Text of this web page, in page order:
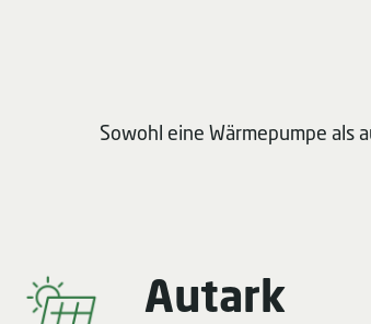
Sowohl eine Wärmepumpe als
Autark